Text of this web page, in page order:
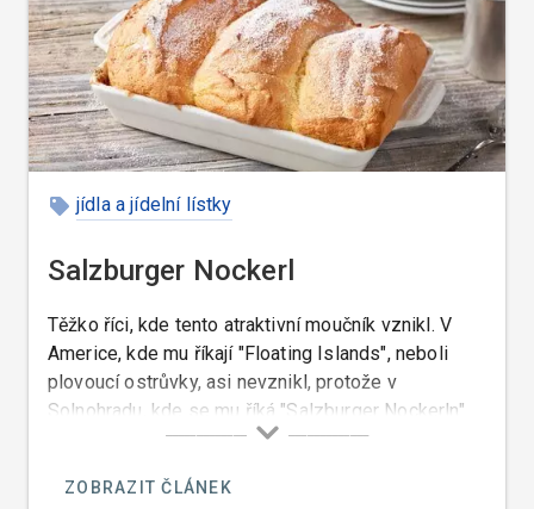
jídla a jídelní lístky
Salzburger Nockerl
Těžko říci, kde tento atraktivní moučník vznikl. V
Americe, kde mu říkají "Floating Islands", neboli
plovoucí ostrůvky, asi nevznikl, protože v
Solnohradu, kde se mu říká "Salzburger Nockerln"
znali tyto noky údajně už před objevením Ameriky, a
připíšeme Italům a nebo Rakušanům.
ZOBRAZIT ČLÁNEK